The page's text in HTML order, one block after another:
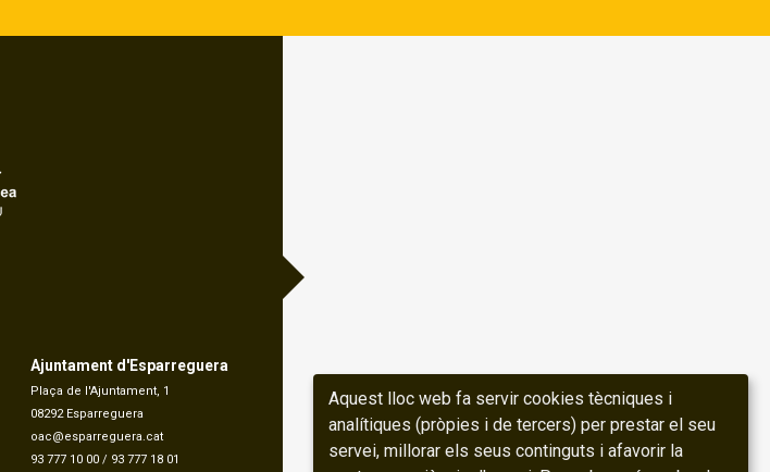
Ajuntament d'Esparreguera
Plaça de l'Ajuntament, 1
08292 Esparreguera
oac@esparreguera.cat
93 777 10 00/ 93 777 18 01
Aquest lloc web fa servir cookies tècniques i
analítiques (pròpies i de tercers) per prestar el seu
servei, millorar els seus continguts i afavorir la